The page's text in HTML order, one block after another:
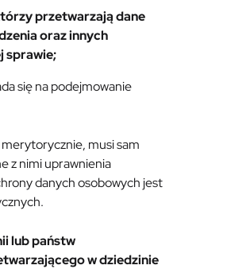
przetwarzają dane
oraz innych
sprawie;
się na podejmowanie
musi sam
z nimi uprawnienia
danych osobowych jest
lub państw
w dziedzinie